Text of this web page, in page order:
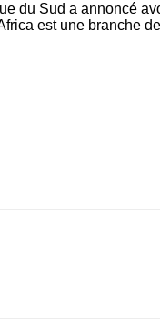
du Sud a annoncé
est une branche